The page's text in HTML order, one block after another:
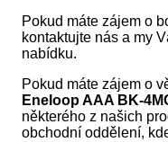
Pokud máte zájem o
kontaktujte nás a my
nabídku.
Pokud máte zájem o
Eneloop AAA BK-
některého z našich
obchodní oddělení,